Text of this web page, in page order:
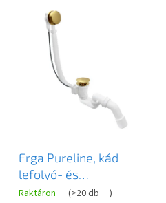
Erga Pureline, kád
lefolyó- és
túlfolyógarnitúra, 650
Raktáron (>20 db )